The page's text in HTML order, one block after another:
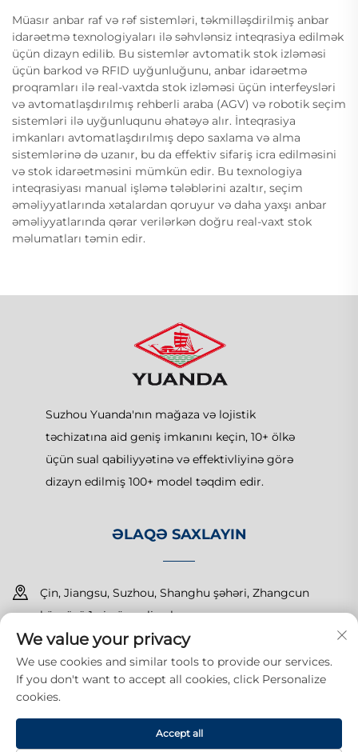
Müasır anbar raf və rəf sistemləri, təkmilləşdirilmiş anbar
idarəetmə texnologiyaları ilə səhvlənsiz inteqrasiya edilmək
üçün dizayn edilib. Bu sistemlər avtomatik stok izləməsi
üçün barkod və RFID uyğunluğunu, anbar idarəetmə
proqramları ilə real-vaxtda stok izləməsi üçün interfeysləri
və avtomatlaşdırılmış rehberli araba (AGV) və robotik seçim
sistemləri ilə uyğunluqunu əhatəyə alır. İnteqrasiya
imkanları avtomatlaşdırılmış depo saxlama və alma
sistemlərinə də uzanır, bu da effektiv sifariş icra edilməsini
və stok idarəetməsini mümkün edir. Bu texnologiya
inteqrasiyası manual işləmə tələblərini azaltır, seçim
əməliyyatlarında xətalardan qoruyur və daha yaxşı anbar
əməliyyatlarında qərar verilərkən doğru real-vaxt stok
məlumatları təmin edir.
Suzhou Yuanda'nın mağaza və lojistik
təchizatına aid geniş imkanını keçin, 10+ ölkə
üçün sual qabiliyyətinə və effektivliyinə görə
dizayn edilmiş 100+ model təqdim edir.
ƏLAQƏ SAXLAYIN
Çin, Jiangsu, Suzhou, Shanghu şəhəri, Zhangcun
körpüsü 1-ci nömrəli yol
+86-15150179453
[email protected]
Hüquqlar qorunur © 2025 Suzhou Yuanda Commercial
We value your privacy
We use cookies and similar tools to provide our services.
If you don't want to accept all cookies, click Personalize
cookies.
Accept all